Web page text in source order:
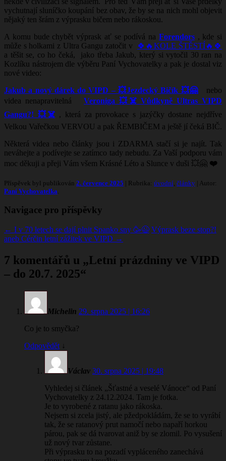
vychutnají sluníčko koupání bez obav, že by se na nich mohl objevit
nějaký ten šrám z výprasku bičem nebo rákoskou.
A komu bude chybět výprask ať se podívá na Forendors , kde si
může s holkami z Ultra Gangu zatočit v
🍀🔥KOLE ŠTĚSTÍ🔥🍀
a těšit se, co ho čeká, jako třeba Jakub, který si vytočil 30 ran na
Kozlíku nástrojem dle výběru Paní Vychovatelky a pak je dostal viz
nové video:
Jakub a nový dárek do VIPD – 💥Jezdecký Bičík 💥🤗
nebo
videa nenapravitelná
Veroniga 💥☠️ Vůdkyně Ultras VIPD
Gangu?! 💥☠️ , která za provokace s jazýčky dostane nejdříve
Velkou Vařečkou VERVOU a pak ŘEMBIČEM a ještě jí čeká BIČ.
Některá videa nebo články jsou i ZDARMA stačí si je najít. Tak
neváhejte a podívejte se zatímco tady nebudu. Za Vaší podporu vám
moc děkuji a přeji Vám všem Krásné Léto a Slunce v duši 💥🤗 ❤️
Příspěvek byl publikován 2. července 2025 | Rubrika: úvodní články | Autor:
Paní Vychovatelka
Navigace pro příspěvky
← I v 70 letech se dají plnit Spanko sny 🥳😉 Výprask beze stop?!
aneb Cérčin letní zážitek ve VIPD →
7 komentářů u „Letní prázdniny ve VIPD
– do 20.7. 2025“
Michelin 29. srpna 2025 | 16:26
Co je to smyčka?
Odpovědět ↓
Václav 30. srpna 2025 | 19:48
Vyhledej si článek „Šťastné a veselé Vánoce“ od Paní
Vychovatelky z 24.12.2024. Tam je fotka.
Je to vyrobené z ratanu jako rákoska.
Nejsem si zcela jistý, ale pžedpokládám, že se to vyrábí
tak, že se ratanový prut namočí nebo napaří horkou
párou, pak se dá tvarovat aniž by se zlomil. Po vysušení
už nový tvar zůstane.
Při výprasku to na pozadí vypláceného zanechává